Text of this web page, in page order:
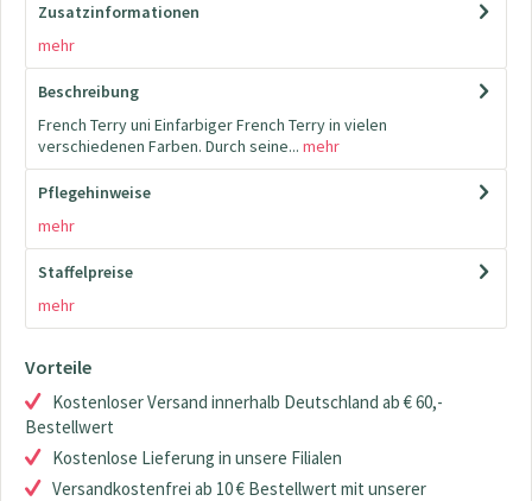
Zusatzinformationen
mehr
Beschreibung
French Terry uni Einfarbiger French Terry in vielen
verschiedenen Farben. Durch seine... mehr
Pflegehinweise
mehr
Staffelpreise
mehr
Vorteile
Kostenloser Versand innerhalb Deutschland ab € 60,-
Bestellwert
Kostenlose Lieferung in unsere Filialen
Versandkostenfrei ab 10 € Bestellwert mit unserer